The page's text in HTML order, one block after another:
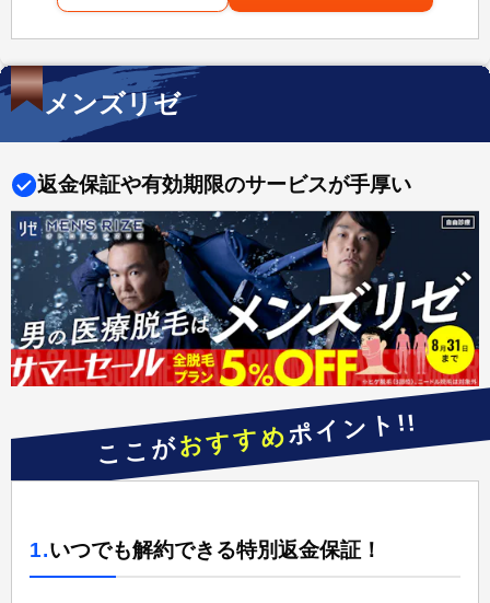
メンズリゼ
返金保証や有効期限のサービスが手厚い
ここがおすすめポイント!!
1.いつでも解約できる特別返金保証！